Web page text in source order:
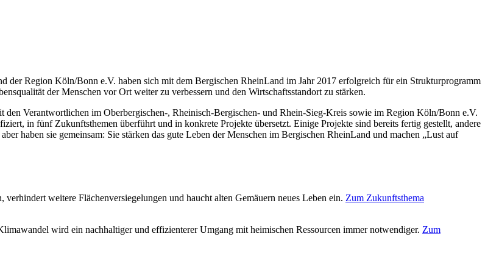
der Region Köln/Bonn e.V. haben sich mit dem Bergischen RheinLand im Jahr 2017 erfolgreich für ein Strukturprogramm
der Menschen vor Ort weiter zu verbessern und den Wirtschaftsstandort zu stärken.
Verantwortlichen im Oberbergischen-, Rheinisch-Bergischen- und Rhein-Sieg-Kreis sowie im Region Köln/Bonn e.V.
in fünf Zukunftsthemen überführt und in konkrete Projekte übersetzt. Einige Projekte sind bereits fertig gestellt, andere
haben sie gemeinsam: Sie stärken das gute Leben der Menschen im Bergischen RheinLand und machen „Lust auf
weitere Flächenversiegelungen und haucht alten Gemäuern neues Leben ein. Zum Zukunftsthema
wird ein nachhaltiger und effizienterer Umgang mit heimischen Ressourcen immer notwendiger. Zum